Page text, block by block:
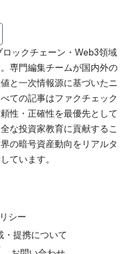
ックチェーン・Web3領域
専門編集チームが国内外の
と一次情報源に基づいたニ
ての記事はファクチェック
性・正確性を最優先として
な投資家教育に貢献するこ
の暗号資産動向をリアルタ
ています。
シー
・提携について